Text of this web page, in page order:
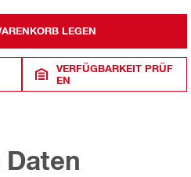
LEGEN
VERFÜGBARKEIT PRÜF
EN
Daten